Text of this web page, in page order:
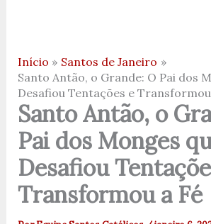
Início
Santos de Janeiro
Santo Antão, o Grande: O Pai dos
Desafiou Tentações e
Santo Antão, o
Pai dos Monges
Desafiou
Transformou a Fé